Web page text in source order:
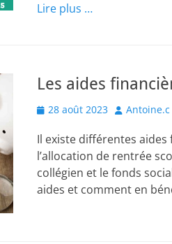
Lire plus …
Les aides
Posted
28 août 2023 Author
Antoine.c
Il existe différentes aides
l’allocation de rentrée
collégien et le fonds
aides et comment en